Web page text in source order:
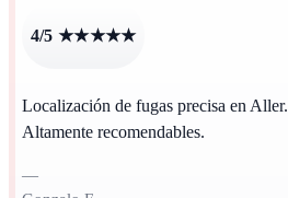
4/5 ★★★★★
Localización de fugas precisa en Aller.
Altamente recomendables.
—